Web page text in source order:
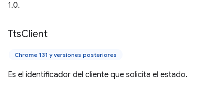
1.0.
TtsClient
Chrome 131 y versiones posteriores
Es el identificador del cliente que solicita el estado.